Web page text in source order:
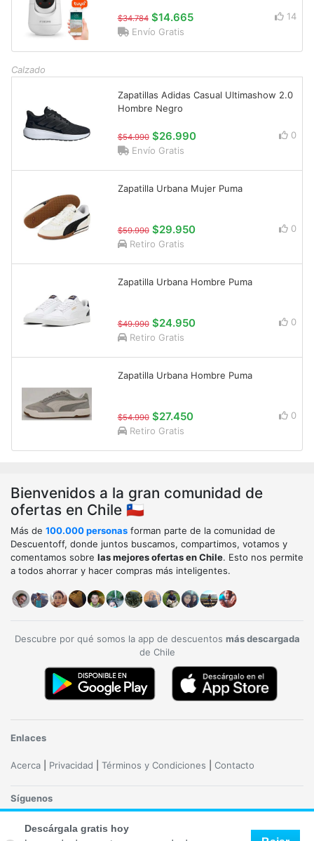
$34.784 $14.665
14
Envío Gratis
Calzado
Zapatillas Adidas Casual Ultimashow 2.0
Hombre Negro
$54.990 $26.990
0
Envío Gratis
Zapatilla Urbana Mujer Puma
$59.990 $29.950
0
Retiro Gratis
Zapatilla Urbana Hombre Puma
$49.990 $24.950
0
Retiro Gratis
Zapatilla Urbana Hombre Puma
$54.990 $27.450
0
Retiro Gratis
Bienvenidos a la gran comunidad de
ofertas en Chile 🇨🇱
Más de 100.000 personas forman parte de la comunidad de
Descuentoff, donde juntos buscamos, compartimos, votamos y
comentamos sobre las mejores ofertas en Chile. Esto nos permite
a todos ahorrar y hacer compras más inteligentes.
Descubre por qué somos la app de descuentos más descargada
de Chile
Enlaces
Acerca Privacidad Términos y Condiciones Contacto
Síguenos
Descárgala gratis hoy